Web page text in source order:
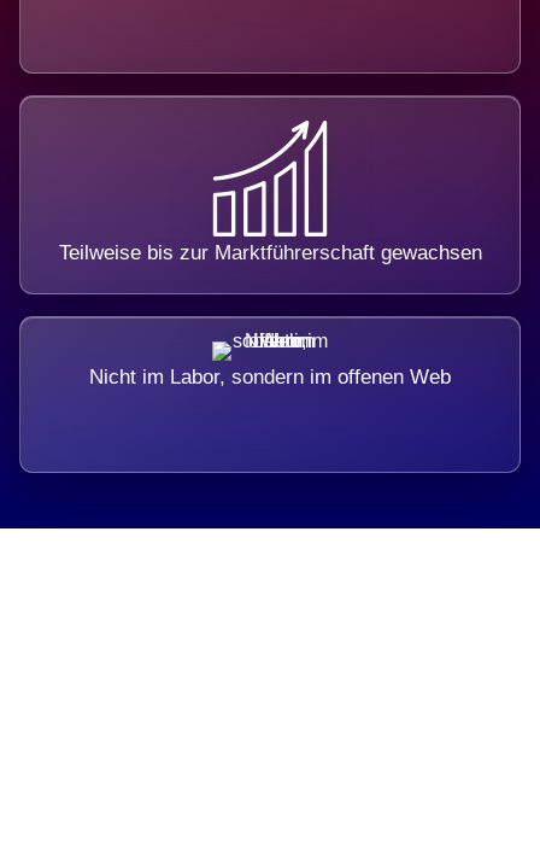
Teilweise bis zur Marktführerschaft gewachsen
Nicht im Labor, sondern im offenen Web